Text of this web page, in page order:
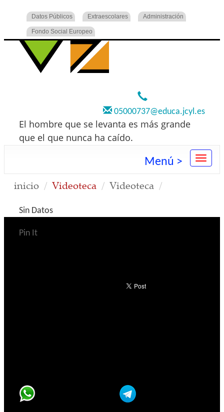
Datos Públicos Extraescolares Administración
Fondo Social Europeo
05000737@educa.jcyl.es
El hombre que se levanta es más grande
que el que nunca ha caído.
Menú >
inicio Videoteca Videoteca
Sin Datos
Pin It